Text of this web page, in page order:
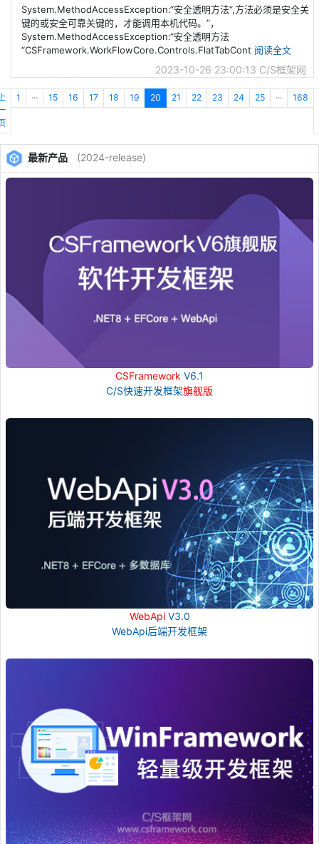
System.MethodAccessException:“安全透明方法“,方法必须是安全关
键的或安全可靠关键的，才能调用本机代码。”，
System.MethodAccessException:“安全透明方法
“CSFramework.WorkFlowCore.Controls.FlatTabCont 阅读全文
2023-10-26 23:00:13 C/S框架网
1 ··· 15 16 17 18 19 20 21 22 23 24 25 ··· 168
最新产品 (2024-release)
CSFramework V6.1
C/S快速开发框架旗舰版
WebApiV3.0
WebApi后端开发框架